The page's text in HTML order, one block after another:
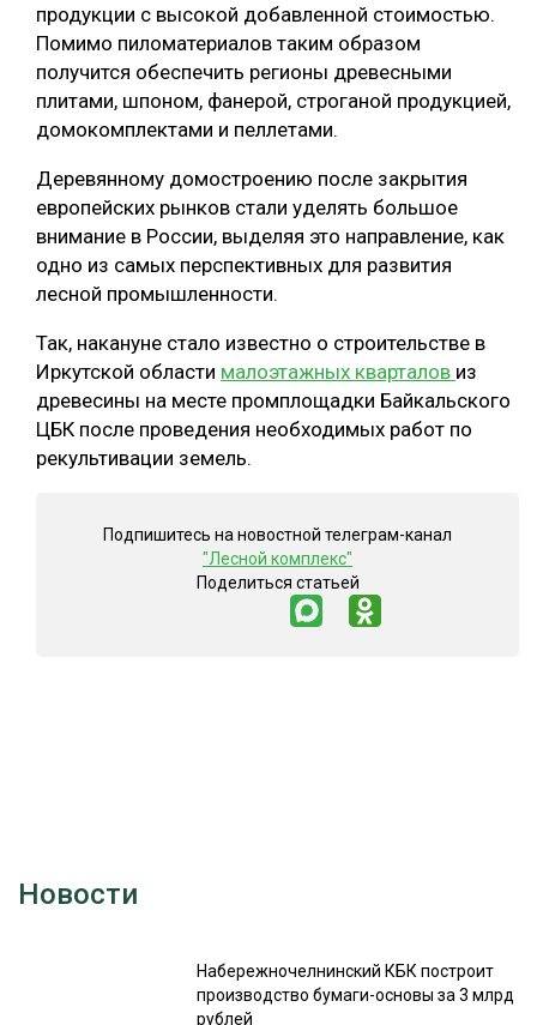
продукции с высокой добавленной стоимостью.
Помимо пиломатериалов таким образом
получится обеспечить регионы древесными
плитами, шпоном, фанерой, строганой продукцией,
домокомплектами и пеллетами.
Деревянному домостроению после закрытия
европейских рынков стали уделять большое
внимание в России, выделяя это направление, как
одно из самых перспективных для развития
лесной промышленности.
Так, накануне стало известно о строительстве в
Иркутской области малоэтажных кварталов из
древесины на месте промплощадки Байкальского
ЦБК после проведения необходимых работ по
рекультивации земель.
Подпишитесь на новостной телеграм-канал
"Лесной комплекс"
Поделиться статьей
Новости
Набережночелнинский КБК построит
производство бумаги-основы за 3 млрд
рублей